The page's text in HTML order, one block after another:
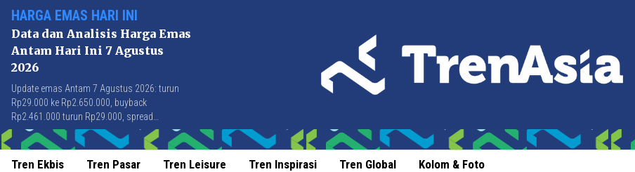
HARGA EMAS HARI INI
Data dan Analisis Harga Emas
Antam Hari Ini 7 Agustus
2026
Update emas Antam 7 Agustus 2026: turun
Rp29.000 ke Rp2.650.000, buyback
Rp2.461.000 turun Rp29.000, spread
Rp189.000 stabil di level terbaik sejak April
2026.
Tren Ekbis Tren Pasar Tren Leisure Tren Inspirasi Tren Global Kolom & Foto